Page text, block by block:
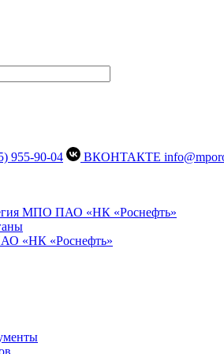
955-90-04 ВКОНТАКТЕ
МПО ПАО «НК «Роснефть»
«НК «Роснефть»